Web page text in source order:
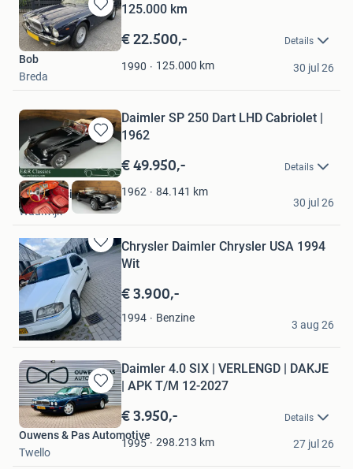
Bewaren
in
Mijn
Favorieten
125.000 km
€ 22.500,- Details
1990 125.000 km
Bob
Breda
30 jul 26
Bewaren
in
Mijn
Favorieten
Daimler SP 250 Dart LHD Cabriolet |
1962
€ 49.950,- Details
1962 84.141 km
E&R Classics
Waalwijk
30 jul 26
Bewaren
in
Mijn
Favorieten
Chrysler Daimler Chrysler USA 1994
Wit
€ 3.900,-
1994 Benzine
Han
Amsterdam
3 aug 26
Bewaren
in
Mijn
Favorieten
Daimler 4.0 SIX | VERLENGD | DAKJE
| APK T/M 12-2027
€ 3.950,- Details
1995 298.213 km
Ouwens & Pas Automotive
Twello
27 jul 26